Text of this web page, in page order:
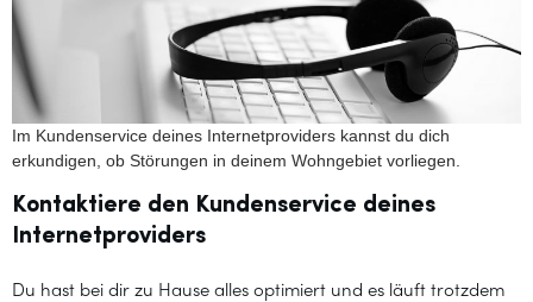
Im Kundenservice deines Internetproviders kannst du dich
erkundigen, ob Störungen in deinem Wohngebiet vorliegen.
Kontaktiere den Kundenservice deines
Internetproviders
Du hast bei dir zu Hause alles optimiert und es läuft trotzdem